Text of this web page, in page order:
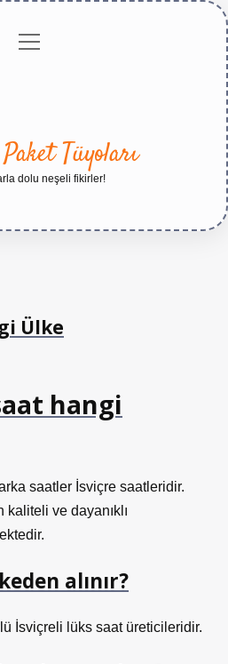
menüyü
Tüyoları
dolu neşeli fikirler!
Ülke
hangi
saatler İsviçre saatleridir.
ve dayanıklı
alınır?
İsviçreli lüks saat üreticileridir.